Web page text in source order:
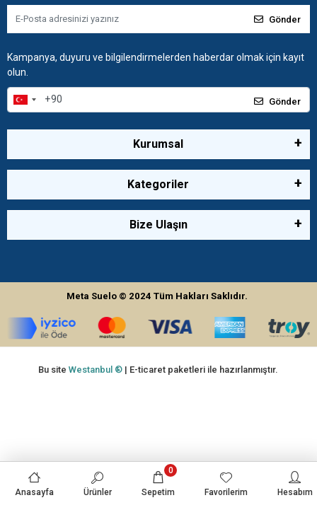
Gönder
Kampanya, duyuru ve bilgilendirmelerden haberdar olmak için kayıt
olun.
Gönder
Kurumsal
Kategoriler
Bize Ulaşın
Meta Suelo © 2024Tüm Hakları Saklıdır.
Anasayfa Ürünler Sepetim
0
Favorilerim Hesabım
Bu siteWestanbul ® | E-ticaret paketleri ile hazırlanmıştır.